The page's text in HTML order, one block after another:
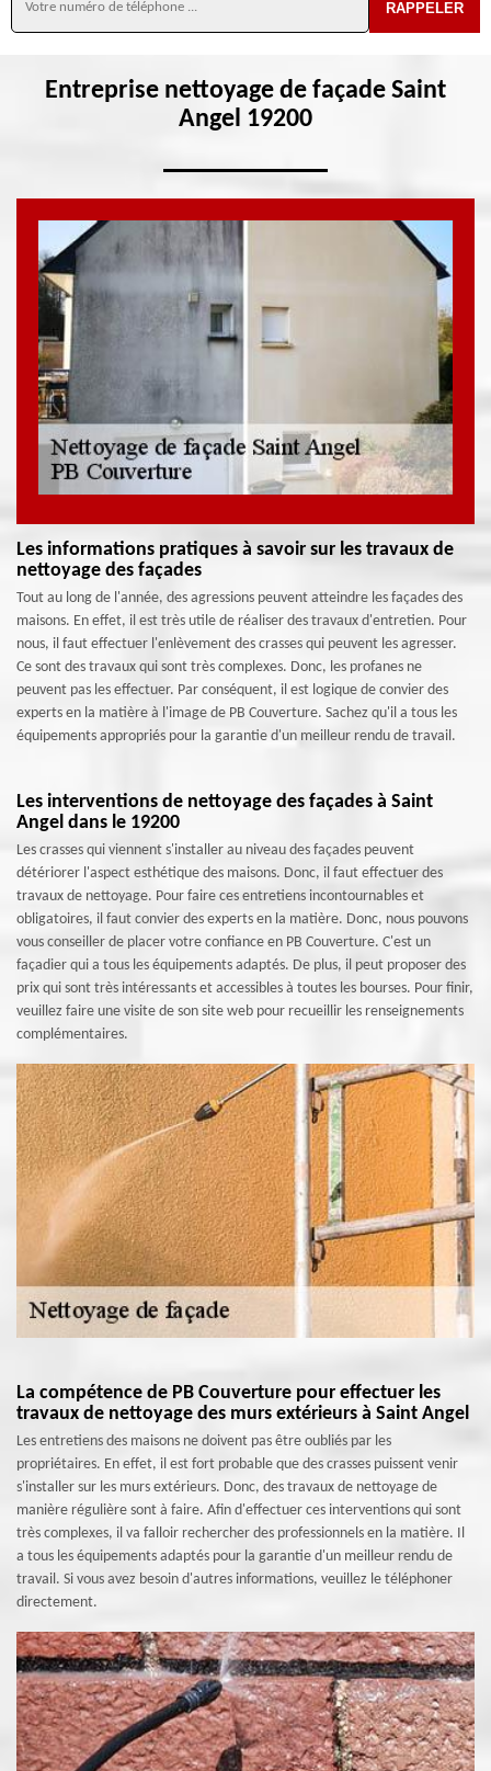
Entreprise nettoyage de façade Saint
Angel 19200
Les informations pratiques à savoir sur les travaux de
nettoyage des façades
Tout au long de l'année, des agressions peuvent atteindre les façades des
maisons. En effet, il est très utile de réaliser des travaux d'entretien. Pour
nous, il faut effectuer l'enlèvement des crasses qui peuvent les agresser.
Ce sont des travaux qui sont très complexes. Donc, les profanes ne
peuvent pas les effectuer. Par conséquent, il est logique de convier des
experts en la matière à l'image de PB Couverture. Sachez qu'il a tous les
équipements appropriés pour la garantie d'un meilleur rendu de travail.
Les interventions de nettoyage des façades à Saint
Angel dans le 19200
Les crasses qui viennent s'installer au niveau des façades peuvent
détériorer l'aspect esthétique des maisons. Donc, il faut effectuer des
travaux de nettoyage. Pour faire ces entretiens incontournables et
obligatoires, il faut convier des experts en la matière. Donc, nous pouvons
vous conseiller de placer votre confiance en PB Couverture. C'est un
façadier qui a tous les équipements adaptés. De plus, il peut proposer des
prix qui sont très intéressants et accessibles à toutes les bourses. Pour finir,
veuillez faire une visite de son site web pour recueillir les renseignements
complémentaires.
La compétence de PB Couverture pour effectuer les
travaux de nettoyage des murs extérieurs à Saint Angel
Les entretiens des maisons ne doivent pas être oubliés par les
propriétaires. En effet, il est fort probable que des crasses puissent venir
s'installer sur les murs extérieurs. Donc, des travaux de nettoyage de
manière régulière sont à faire. Afin d'effectuer ces interventions qui sont
très complexes, il va falloir rechercher des professionnels en la matière. Il
a tous les équipements adaptés pour la garantie d'un meilleur rendu de
travail. Si vous avez besoin d'autres informations, veuillez le téléphoner
directement.